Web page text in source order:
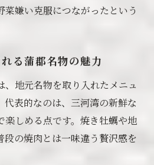
菜嫌い克服につながったという
る蒲郡名物の魅力
地元名物を取り入れたメニュ
代表的なのは、三河湾の新鮮な
楽しめる点です。焼き牡蠣や地
段の焼肉とは一味違う贅沢感を